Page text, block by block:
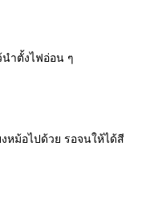
ำตั้งไฟอ่อน ๆ
หม้อไปด้วย รอจนให้ได้สี